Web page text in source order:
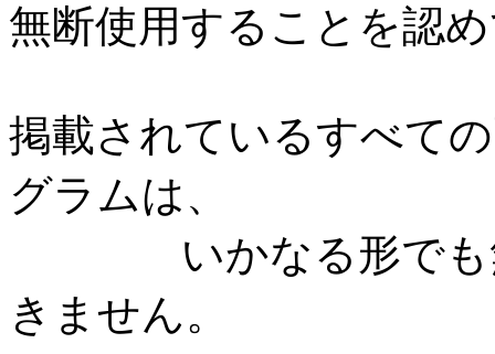
無断使用することを認
掲載されているすべて
グラムは、
いかなる形でも無
きません。